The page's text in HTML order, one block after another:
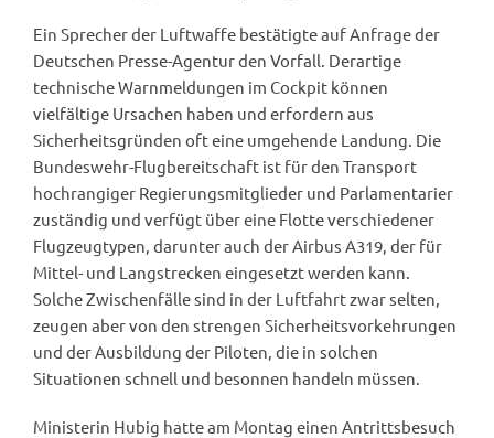
Ein Sprecher der Luftwaffe bestätigte auf Anfrage der
Deutschen Presse-Agentur den Vorfall. Derartige
technische Warnmeldungen im Cockpit können
vielfältige Ursachen haben und erfordern aus
Sicherheitsgründen oft eine umgehende Landung. Die
Bundeswehr-Flugbereitschaft ist für den Transport
hochrangiger Regierungsmitglieder und Parlamentarier
zuständig und verfügt über eine Flotte verschiedener
Flugzeugtypen, darunter auch der Airbus A319, der für
Mittel- und Langstrecken eingesetzt werden kann.
Solche Zwischenfälle sind in der Luftfahrt zwar selten,
zeugen aber von den strengen Sicherheitsvorkehrungen
und der Ausbildung der Piloten, die in solchen
Situationen schnell und besonnen handeln müssen.
Ministerin Hubig hatte am Montag einen Antrittsbesuch